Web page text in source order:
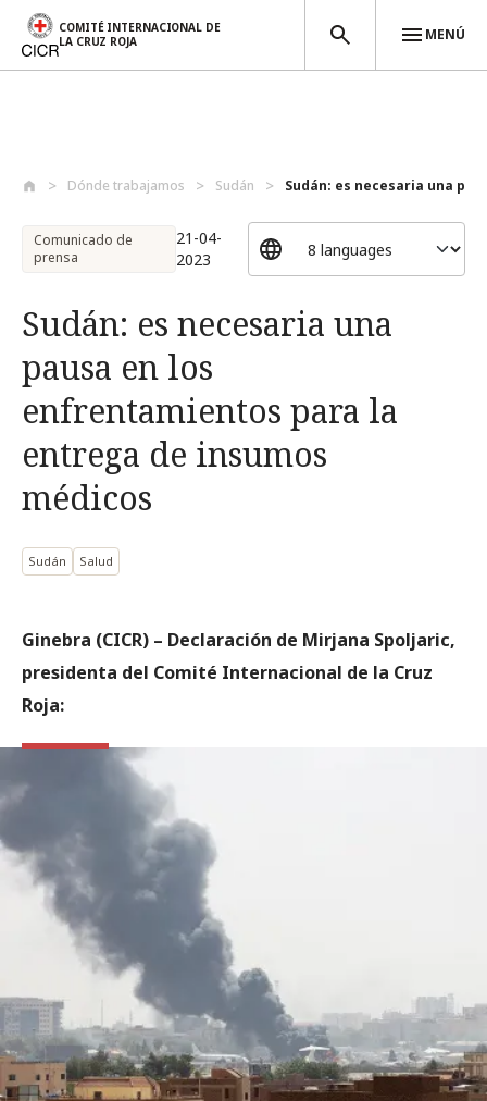
COMITÉ INTERNACIONAL DE
LA CRUZ ROJA
MENÚ
Dónde trabajamos Sudán Sudán: es necesaria una
Comunicado de
prensa
21-04-
2023
Sudán: es necesaria una
pausa en los
enfrentamientos para la
entrega de insumos
médicos
Sudán Salud
Ginebra (CICR) – Declaración de Mirjana Spoljaric,
presidenta del Comité Internacional de la Cruz
Roja: